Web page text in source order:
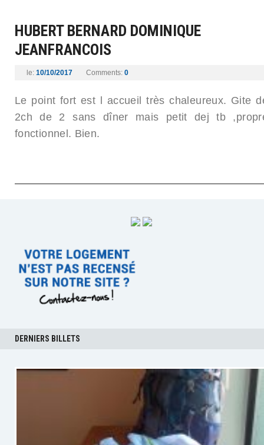
HUBERT BERNARD DOMINIQUE
JEANFRANCOIS
le: 10/10/2017 Comments: 0
Le point fort est l accueil très chaleureux. Gite
2ch de 2 sans dîner mais petit dej tb
fonctionnel. Bien.
DERNIERS BILLETS